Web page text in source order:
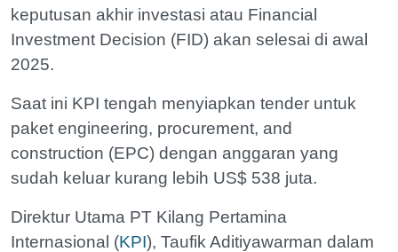
keputusan akhir investasi atau Financial
Investment Decision (FID) akan selesai di awal
2025.
Saat ini KPI tengah menyiapkan tender untuk
paket engineering, procurement, and
construction (EPC) dengan anggaran yang
sudah keluar kurang lebih US$ 538 juta.
Direktur Utama PT Kilang Pertamina
Internasional (KPI), Taufik Aditiyawarman dalam